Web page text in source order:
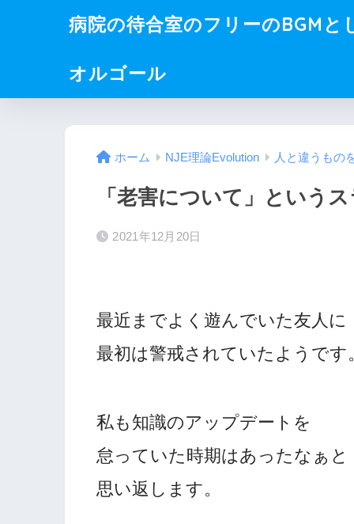
病院の待合室のフリーのBGMと
オルゴール
ホーム NJE理論Evolution 人と違うもの
「老害について」という
2021年12月20日
最近までよく遊んでいた友人に
最初は警戒されていたようです
私も知識のアップデートを
怠っていた時期はあったなぁと
思い返します。